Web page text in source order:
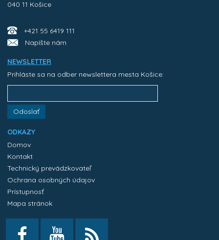
040 11 Košice
+421 55 6419 111
Napíšte nám
NEWSLETTER
Prihláste sa na odber newslettera mesta Košice:
Odoslať
ODKAZY
Domov
Kontakt
Technický prevádzkovateľ
Ochrana osobných údajov
Prístupnosť
Mapa stránok